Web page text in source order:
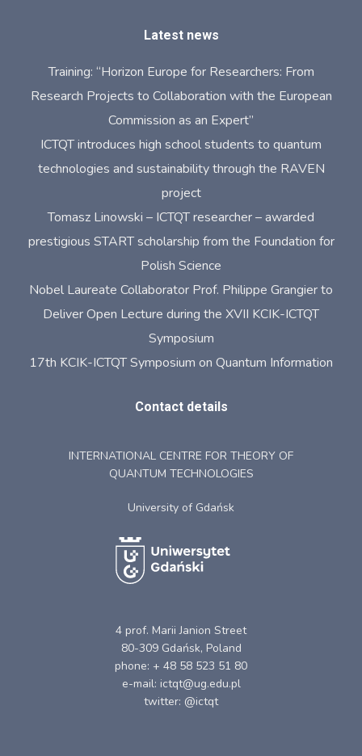
Latest news
Training: “Horizon Europe for Researchers: From
Research Projects to Collaboration with the European
Commission as an Expert”
ICTQT introduces high school students to quantum
technologies and sustainability through the RAVEN
project
Tomasz Linowski – ICTQT researcher – awarded
prestigious START scholarship from the Foundation for
Polish Science
Nobel Laureate Collaborator Prof. Philippe Grangier to
Deliver Open Lecture during the XVII KCIK-ICTQT
Symposium
17th KCIK-ICTQT Symposium on Quantum Information
Contact details
INTERNATIONAL CENTRE FOR THEORY OF
QUANTUM TECHNOLOGIES
University of Gdańsk
4 prof. Marii Janion Street
80-309 Gdańsk, Poland
phone: + 48 58 523 51 80
e-mail: ictqt@ug.edu.pl
twitter: @ictqt